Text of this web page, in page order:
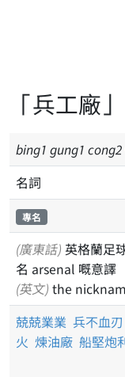
「兵工廠」
bing1 gung1 cong2
名詞
專名
(廣東話) 英格蘭足
名 arsenal 嘅意譯
(英文) the
兢兢業業 兵不血刃
火 煉油廠 船堅炮